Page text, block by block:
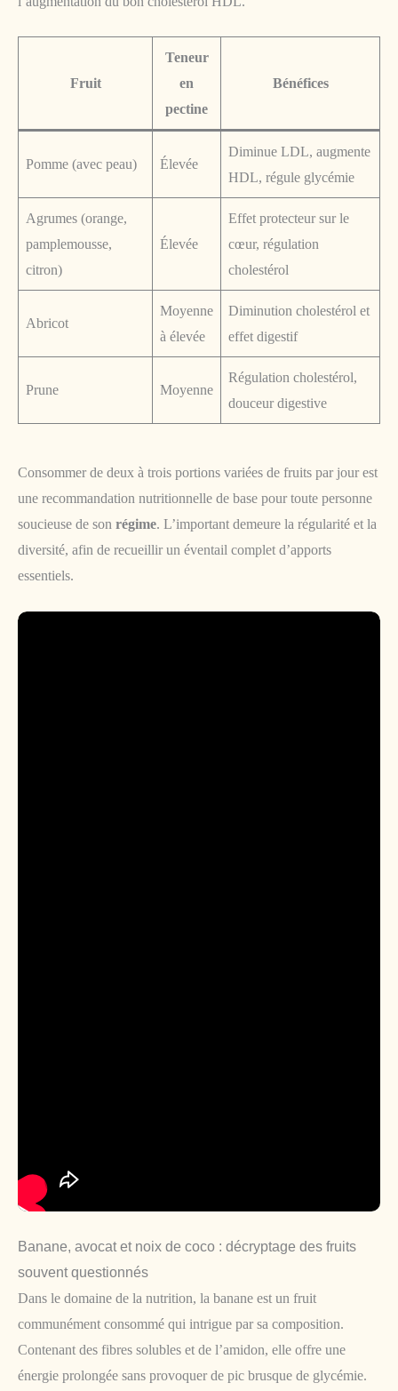
Fruit
Teneur
en
pectine
Bénéfices
Pomme (avec peau) Élevée
Diminue LDL, augmente
HDL, régule glycémie
Agrumes (orange,
pamplemousse,
citron)
Élevée
Effet protecteur sur le
cœur, régulation
cholestérol
Abricot
Moyenne
à élevée
Diminution cholestérol et
effet digestif
Prune Moyenne
Régulation cholestérol,
douceur digestive
Consommer de deux à trois portions variées de fruits par jour est
une recommandation nutritionnelle de base pour toute personne
soucieuse de son régime. L’important demeure la régularité et la
diversité, afin de recueillir un éventail complet d’apports
essentiels.
Banane, avocat et noix de coco : décryptage des fruits
souvent questionnés
Dans le domaine de la nutrition, la banane est un fruit
communément consommé qui intrigue par sa composition.
Contenant des fibres solubles et de l’amidon, elle offre une
énergie prolongée sans provoquer de pic brusque de glycémie.